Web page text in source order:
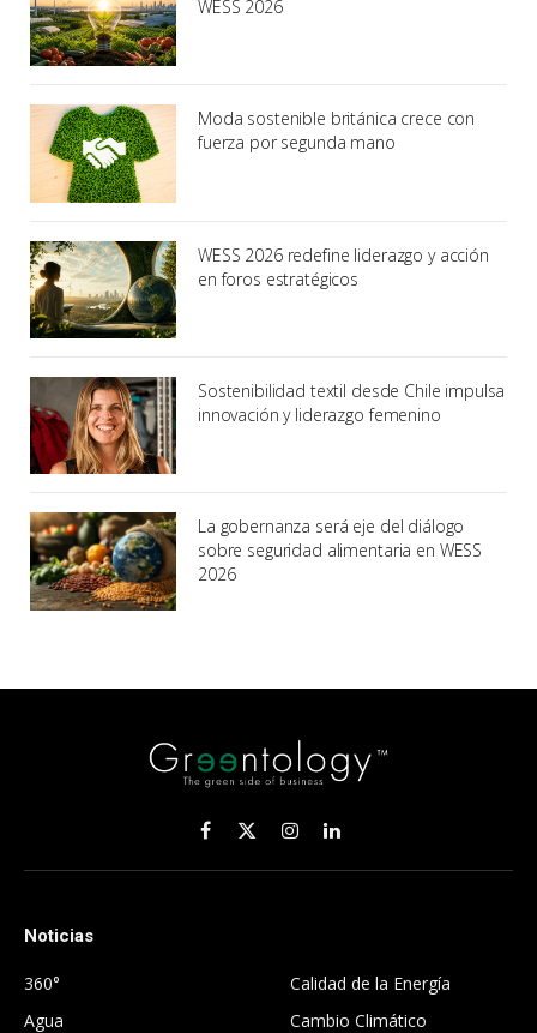
WESS 2026
Moda sostenible británica crece con
fuerza por segunda mano
WESS 2026 redefine liderazgo y acción
en foros estratégicos
Sostenibilidad textil desde Chile impulsa
innovación y liderazgo femenino
La gobernanza será eje del diálogo
sobre seguridad alimentaria en WESS
2026
Facebook
X
(Twitter)
InstagramLinkedIn
Noticias
360°
Agua
Calidad de la Energía
Cambio Climático